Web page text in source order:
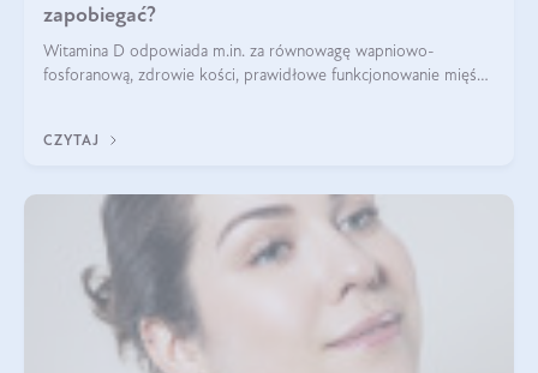
zapobiegać?
Witamina D odpowiada m.in. za równowagę wapniowo-
fosforanową, zdrowie kości, prawidłowe funkcjonowanie mięśni
problemem.
CZYTAJ